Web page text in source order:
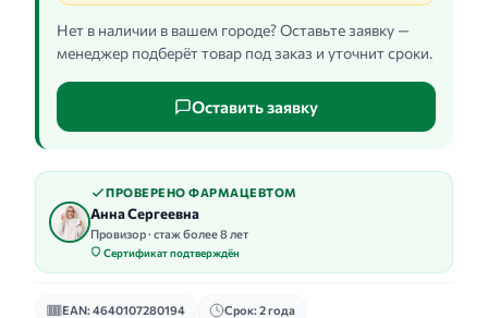
Нет в наличии в вашем городе? Оставьте заявку —
менеджер подберёт товар под заказ и уточнит сроки.
Оставить заявку
ПРОВЕРЕНО ФАРМАЦЕВТОМ
Анна Сергеевна
Провизор · стаж более 8 лет
Сертификат подтверждён
EAN: 4640107280194 Срок: 2 года